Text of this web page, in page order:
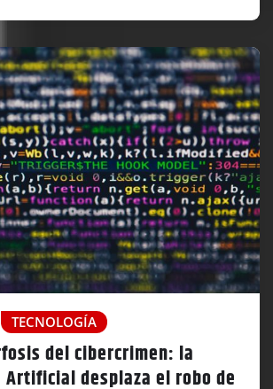
TECNOLOGÍA
del cibercrimen: la
desplaza el robo de